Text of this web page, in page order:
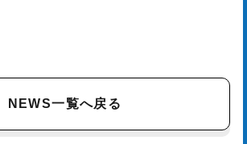
NEWS一覧へ戻る